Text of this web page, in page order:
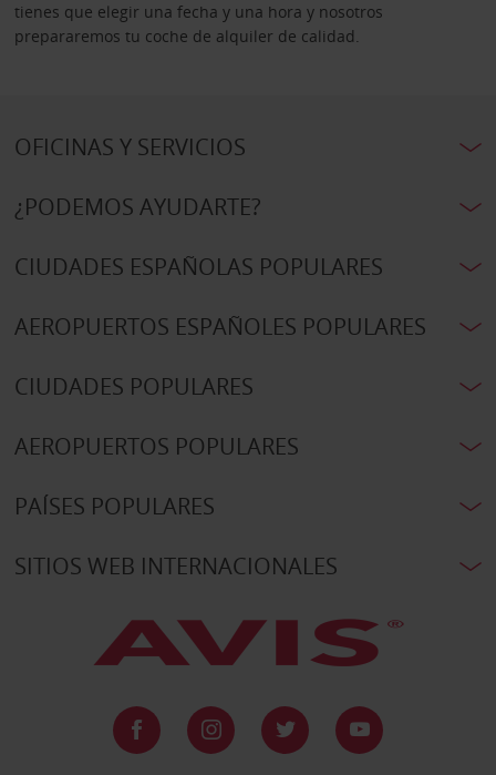
tienes que elegir una fecha y una hora y nosotros
prepararemos tu coche de alquiler de calidad.
OFICINAS Y SERVICIOS
¿PODEMOS AYUDARTE?
CIUDADES ESPAÑOLAS POPULARES
AEROPUERTOS ESPAÑOLES POPULARES
CIUDADES POPULARES
AEROPUERTOS POPULARES
PAÍSES POPULARES
SITIOS WEB INTERNACIONALES